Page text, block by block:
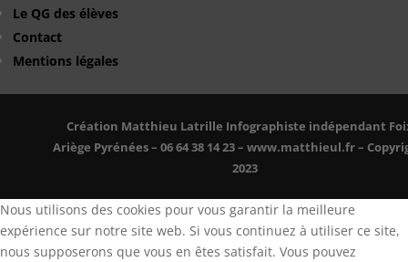
Le QG des élèves
Contact
Mentions légales
Création Matthieu Latrille Infographiste indépendant
Ariège Pyrénées – 06 64 38 14 23 – www.matthieul.fr –
2023
Nous utilisons des cookies pour vous garantir la meilleure
expérience sur notre site web. Si vous continuez à utiliser ce site,
nous supposerons que vous en êtes satisfait. Vous pouvez